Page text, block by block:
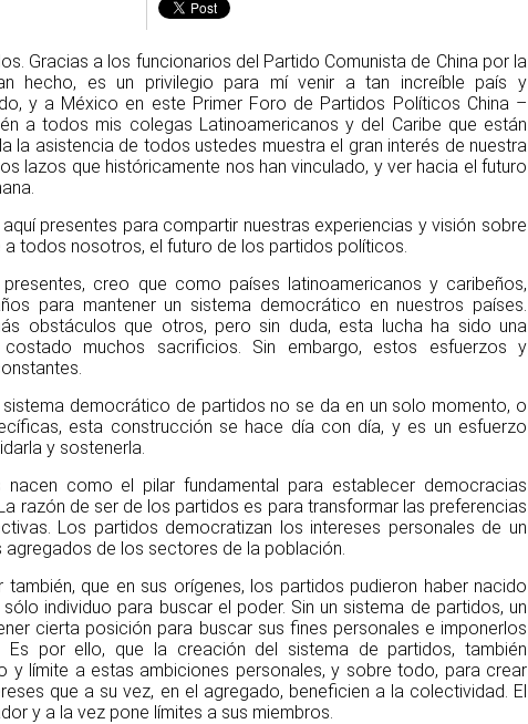
Gracias a los funcionarios del Partido Comunista de China por la
hecho, es un privilegio para mí venir a tan increíble país y
y a México en este Primer Foro de Partidos Políticos China –
a todos mis colegas Latinoamericanos y del Caribe que están
la asistencia de todos ustedes muestra el gran interés de nuestra
lazos que históricamente nos han vinculado, y ver hacia el futuro
presentes para compartir nuestras experiencias y visión sobre
a todos nosotros, el futuro de los partidos políticos.
creo que como países latinoamericanos y caribeños,
para mantener un sistema democrático en nuestros países.
obstáculos que otros, pero sin duda, esta lucha ha sido una
muchos sacrificios. Sin embargo, estos esfuerzos y
democrático de partidos no se da en un solo momento, o
esta construcción se hace día con día, y es un esfuerzo
y sostenerla.
como el pilar fundamental para establecer democracias
razón de ser de los partidos es para transformar las preferencias
Los partidos democratizan los intereses personales de un
de los sectores de la población.
también, que en sus orígenes, los partidos pudieron haber nacido
individuo para buscar el poder. Sin un sistema de partidos, un
cierta posición para buscar sus fines personales e imponerlos
Es por ello, que la creación del sistema de partidos, también
y límite a estas ambiciones personales, y sobre todo, para crear
que a su vez, en el agregado, beneficien a la colectividad. El
y a la vez pone límites a sus miembros.